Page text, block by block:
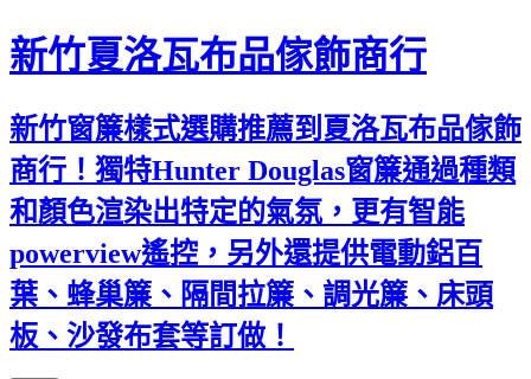
新竹夏洛瓦布品傢飾商行
新竹窗簾樣式選購推薦到夏洛瓦布品傢飾
商行！獨特Hunter Douglas窗簾通過種類
和顏色渲染出特定的氣氛，更有智能
powerview遙控，另外還提供電動鋁百
葉、蜂巢簾、隔間拉簾、調光簾、床頭
板、沙發布套等訂做！